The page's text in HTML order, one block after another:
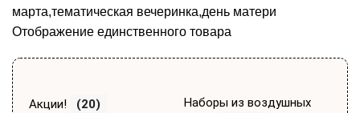
марта,тематическая вечеринка,день матери
Отображение единственного товара
Акции! (20)
Наборы из воздушных